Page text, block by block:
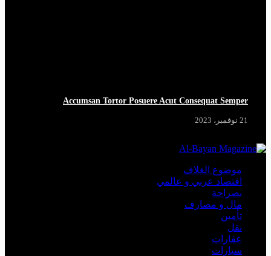
Accumsan Tortor Posuere Acut Consequat Semper
21 نوفمبر، 2023
موضوع الغلاف
اقتصاد عربي و عالمي
بصراحة
مال و مصارف
تأمين
نقل
عقارات
سيارات